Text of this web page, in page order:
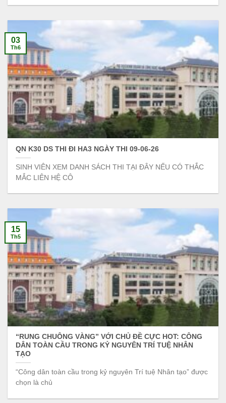
QN K30 DS THI ĐI HA3 NGÀY THI 09-06-26
SINH VIÊN XEM DANH SÁCH THI TẠI ĐÂY NẾU CÓ THẮC
MẮC LIÊN HỆ CÔ
03
Th6
“RUNG CHUÔNG VÀNG” VỚI CHỦ ĐỀ CỰC HOT: CÔNG
DÂN TOÀN CẦU TRONG KỶ NGUYÊN TRÍ TUỆ NHÂN
TẠO
“Công dân toàn cầu trong kỷ nguyên Trí tuệ Nhân tạo” được
chọn là chủ
15
Th5